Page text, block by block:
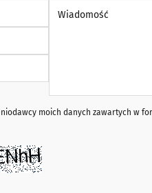
moich danych zawartych w